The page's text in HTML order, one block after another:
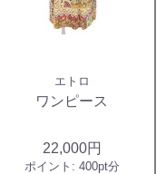
エトロ
ワンピース
22,000円
ポイント: 400pt分